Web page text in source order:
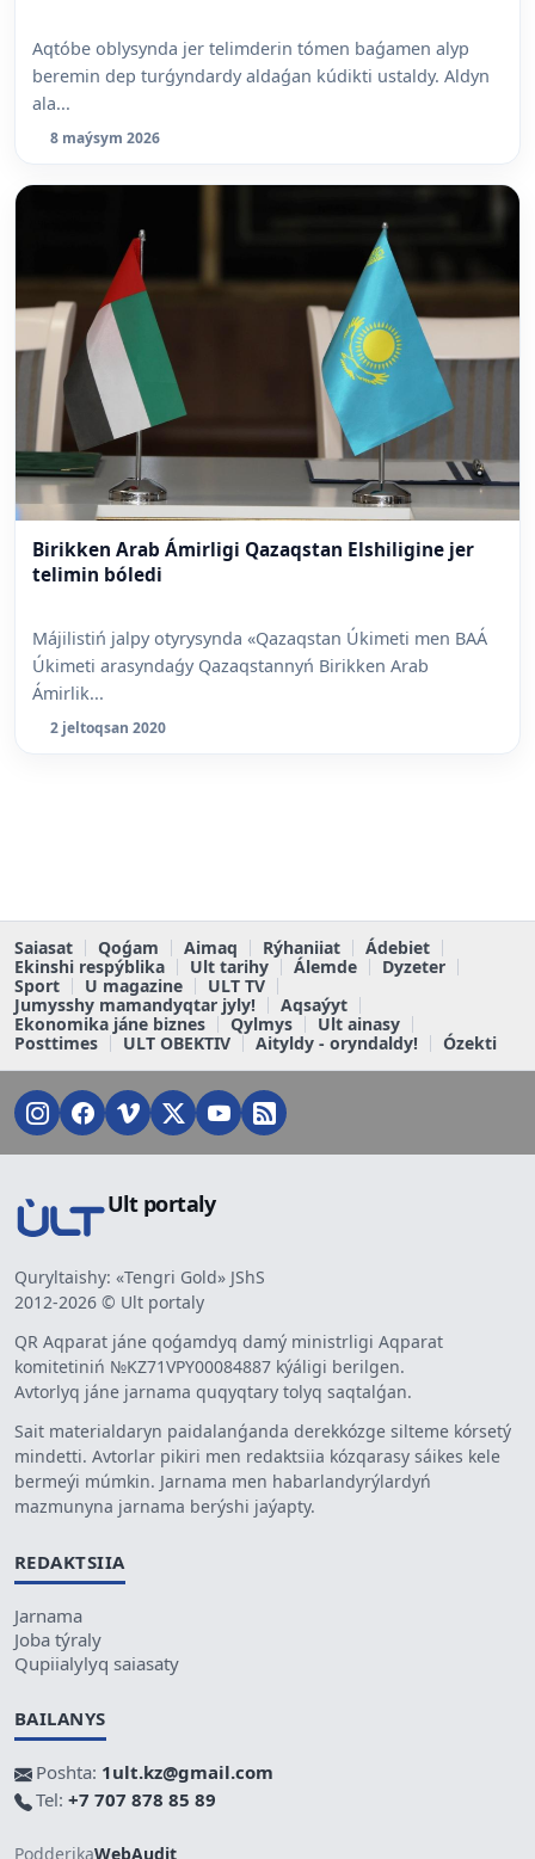
Aqtóbe oblysynda jer telimderin tómen baǵamen alyp
beremin dep turǵyndardy aldaǵan kúdikti ustaldy. Aldyn
ala...
8 maýsym 2026
Birikken Arab Ámirligi Qazaqstan Elshiligine jer
telimin bóledi
Májilistiń jalpy otyrysynda «Qazaqstan Úkimeti men BAÁ
Úkimeti arasyndaǵy Qazaqstannyń Birikken Arab
Ámirlik...
2 jeltoqsan 2020
Saiasat Qoǵam Aimaq Rýhaniiat
Ádebiet
Ekinshi respýblika
Ult tarihy Álemde
Dyzeter
Sport
U magazine
ULT TV
Jumysshy mamandyqtar jyly!
Aqsaýyt
Ekonomika jáne biznes
Qylmys
Ult ainasy
Posttimes
ULT OBEKTIV Aityldy - oryndaldy! Ózekti
Ult portaly
Quryltaishy: «Tengri Gold» JShS
2012-2026 © Ult portaly
QR Aqparat jáne qoǵamdyq damý ministrligi Aqparat
komitetiniń №KZ71VPY00084887 kýáligi berilgen.
Avtorlyq jáne jarnama quqyqtary tolyq saqtalǵan.
Sait materialdaryn paidalanǵanda derekkózge silteme kórsetý
mindetti. Avtorlar pikiri men redaktsiia kózqarasy sáikes kele
bermeýi múmkin. Jarnama men habarlandyrýlardyń
mazmunyna jarnama berýshi jaýapty.
REDAKTSIIA
Jarnama
Joba týraly
Qupiialylyq saiasaty
BAILANYS
Poshta: 1ult.kz@gmail.com
Tel: +7 707 878 85 89
PodderjkaWebAudit